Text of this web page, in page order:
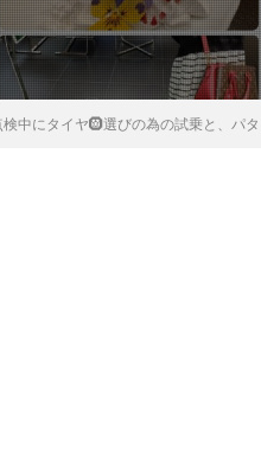
検中にタイヤ🛞選びの為の試乗と、パ